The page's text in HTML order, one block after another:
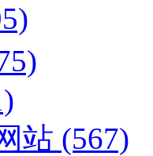
站 (567)